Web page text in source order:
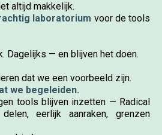
altijd makkelijk.
laboratorium voor de tools
Dagelijks — en blijven het doen.
dat we een voorbeeld zijn.
we begeleiden.
tools blijven inzetten — Radical
eerlijk aanraken, grenzen